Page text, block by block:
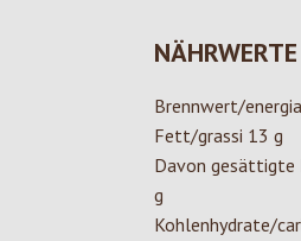
Brennwert/
Fett/grassi 13 g
Davon gesättigte
g
Kohlenhydrate/